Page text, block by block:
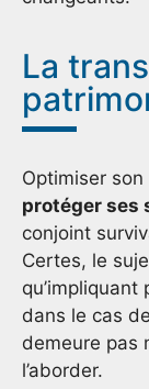
La
Optimiser son
protéger ses
conjoint
Certes, le
dans le cas
demeure pas
l’aborder.